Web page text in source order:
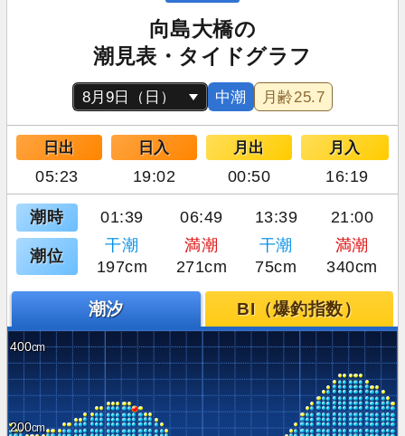
向島大橋の
潮見表・タイドグラフ
中潮 月齢25.7
日出 日入 月出 月入
05:23 19:02 00:50 16:19
潮時 01:39 06:49 13:39 21:00
潮位
干潮 満潮 干潮
満潮
197cm
271cm 75cm 340cm
潮汐 BI（爆釣指数）
400
200